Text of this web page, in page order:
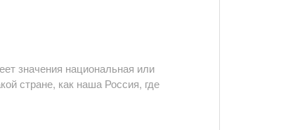
значения национальная или
стране, как наша Россия, где